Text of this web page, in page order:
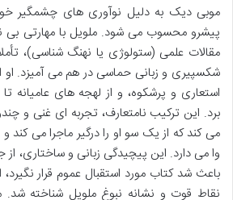
موبی دیک به دلیل نوآوری های چشمگیر
پیشرو محسوب می شود. ملویل با مهارتی بی
مقالات علمی (ستولوژی یا نهنگ شناسی)،
شکسپیری و زبانی حماسی در هم می آمیزد. او
استعاری و پرشکوه، و از لهجه های عامیانه
برد. این ترکیب نامتعارف، تجربه ای غنی و
می کند که از یک سو او را درگیر ماجرا می کند و
وا می دارد. این پیچیدگی زبانی و ساختاری، از
باعث شد کتاب مورد استقبال عموم قرار نگیرد،
نقاط قوت و نشانه نبوغ ملویل شناخته شد.